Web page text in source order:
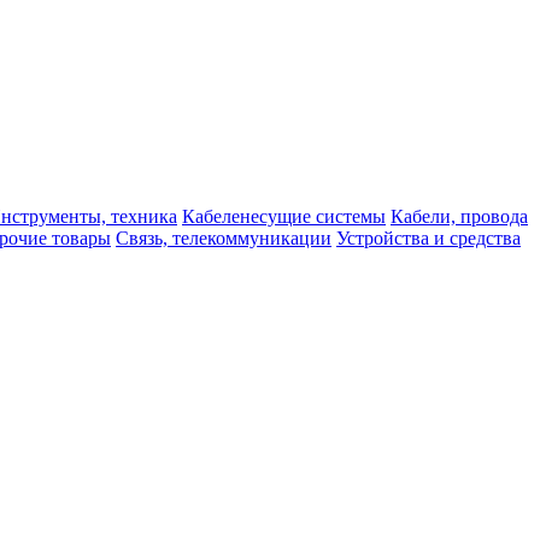
техника Кабеленесущие системы Кабели, провода
товары Связь, телекоммуникации Устройства и средства